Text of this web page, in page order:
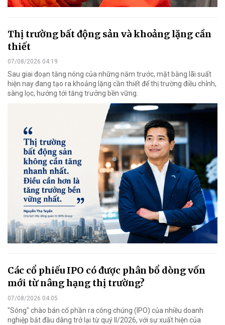
Thị trường bất động sản và khoảng lặng cần
thiết
07/08/2026 04:19
Sau giai đoạn tăng nóng của những năm trước, mặt bằng lãi suất
hiện nay đang tạo ra khoảng lặng cần thiết để thị trường điều chỉnh,
sàng lọc, hướng tới tăng trưởng bền vững.
Các cổ phiếu IPO có được phân bổ dòng vốn
mới từ nâng hạng thị trường?
07/08/2026 04:05
"Sóng" chào bán cổ phần ra công chúng (IPO) của nhiều doanh
nghiệp bắt đầu dâng trở lại từ quý II/2026, với sự xuất hiện của